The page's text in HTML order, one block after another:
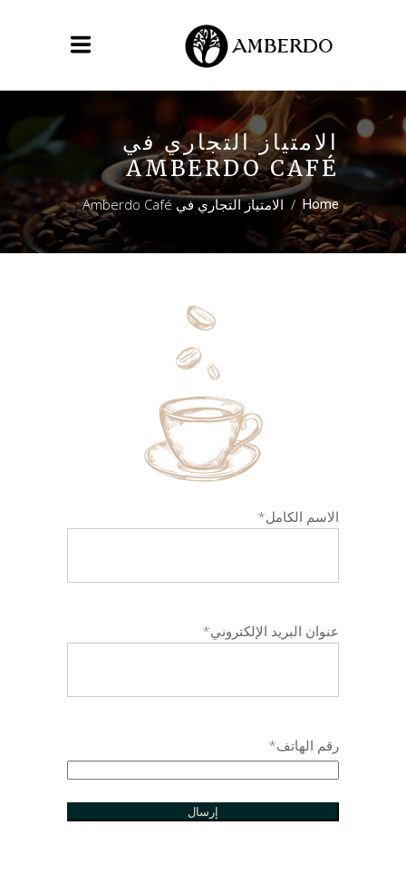
الامتياز التجاري في
AMBERDO CAFÉ
Home
/ الامتياز التجاري في Amberdo Café
الاسم الكامل*
عنوان البريد الإلكتروني*
رقم الهاتف*